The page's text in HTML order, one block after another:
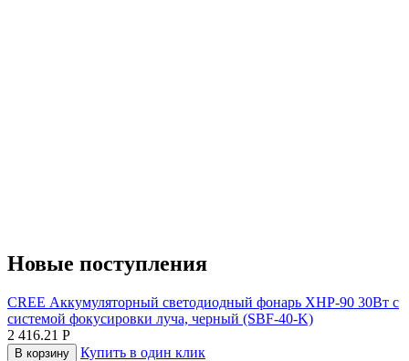
Новые поступления
CREE Аккумуляторный светодиодный фонарь XHP-90 30Вт с
системой фокусировки луча, черный (SBF-40-K)
2 416.21 Р
В корзину
Купить в один клик